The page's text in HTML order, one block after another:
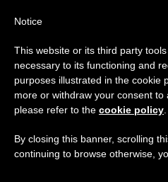
ETIQUETA
Posts
Las
Aviso importante
Del 27 de julio al 7 de
anual, aprovechando que
se generan menos
Notice
This website or its third party
necessary to its functioning and
purposes illustrated in the cookie
more or withdraw your consent to
please refer to the cookie policy
By closing this banner, scrolling
continuing to browse otherwise,